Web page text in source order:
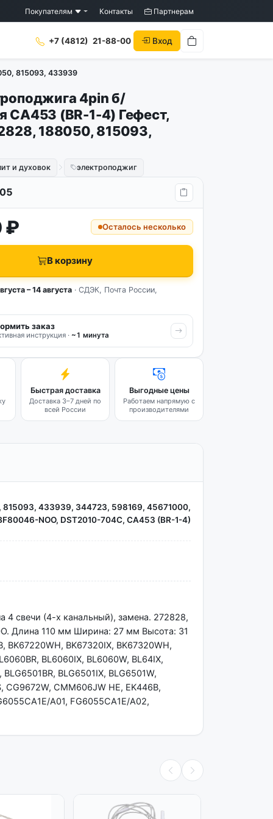
Покупателям Контакты Партнерам
+7 (4812) 21-88-00 Вход
815093, 433939
4pin б/
CA453 (BR-1-4) Гефест,
188050, 815093,
и духовок электроподжиг
₽ Осталось несколько
В корзину
– 14 августа· СДЭК, Почта России,
заказ
инструкция · ~1 минута
Быстрая доставка
Доставка 3–7 дней по
всей России
Выгодные цены
Работаем напрямую с
производителями
815093, 433939, 344723, 598169, 45671000,
NOO, DST2010-704C, CA453 (BR-1-4)
4 свечи (4-х канальный), замена. 272828,
Длина 110 мм Ширина: 27 мм Высота: 31
BK67320IX, BK67320WH,
BL6060IX, BL6060W, BL64IX,
BLG6501IX, BLG6501W,
CG9672W, CMM606JW HE, EK446B,
A01, FG6055CA1E/A02,